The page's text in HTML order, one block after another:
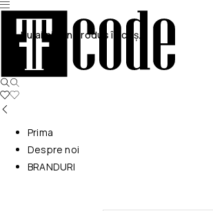
Nu ai niciun produs în coș.
Prima
Despre noi
BRANDURI